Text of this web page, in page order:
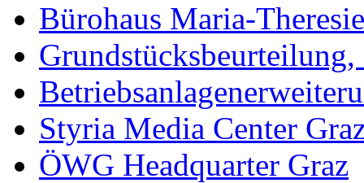
Bürohaus Maria-
Styria Media Center
ÖWG Headquarter Graz